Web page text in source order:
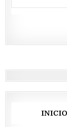
INICIO